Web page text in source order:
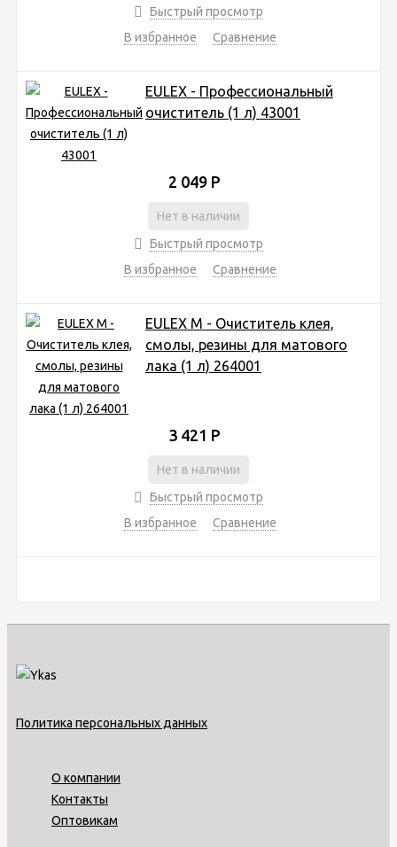
Быстрый просмотр
В избранное
Сравнение
EULEX - Профессиональный
очиститель (1 л) 43001
2 049 Р
Нет в наличии
Быстрый просмотр
В избранное
Сравнение
EULEX M - Очиститель клея,
смолы, резины для матового
лака (1 л) 264001
3 421 Р
Нет в наличии
Быстрый просмотр
В избранное
Сравнение
Политика персональных данных
О компании
Контакты
Оптовикам